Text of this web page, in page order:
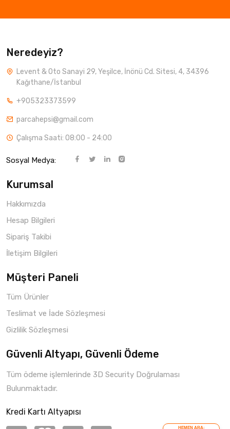
HEMEN ARA:
Neredeyiz?
Levent & Oto Sanayi 29, Yeşilce, İnönü Cd. Sitesi, 4, 34396
Kağıthane/İstanbul
+905323373599
parcahepsi@gmail.com
Çalışma Saati: 08:00 - 24:00
Sosyal Medya:
Kurumsal
Hakkımızda
Hesap Bilgileri
Sipariş Takibi
İletişim Bilgileri
Müşteri Paneli
Tüm Ürünler
Teslimat ve İade Sözleşmesi
Gizlilik Sözleşmesi
Güvenli Altyapı, Güvenli Ödeme
Tüm ödeme işlemlerinde 3D Security Doğrulaması
Bulunmaktadır.
Kredi Kartı Altyapısı